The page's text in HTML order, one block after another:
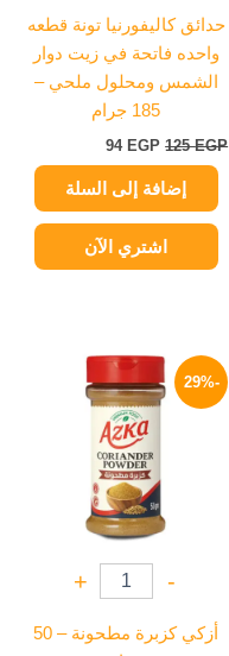
حدائق كاليفورنيا تونة قطعه
واحده فاتحة في زيت دوار
الشمس ومحلول ملحي –
185 جرام
125EGP
94 EGP
إضافة إلى السلة
اشتري الآن
-29%
-
+
أزكي كزبرة مطحونة – 50
السعر
الأصلي
هو:
90 EGP.
السعر
الحالي
هو:
64 EGP.